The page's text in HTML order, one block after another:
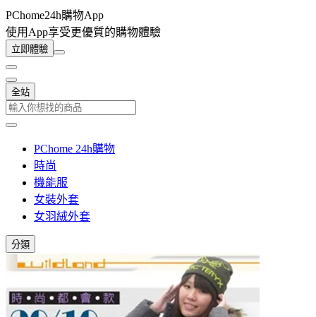
PChome24h購物App
使用App享受更優質的購物體驗
立即體驗
全站
PChome 24h購物
時尚
機能服
女裝外套
女羽絨外套
分類